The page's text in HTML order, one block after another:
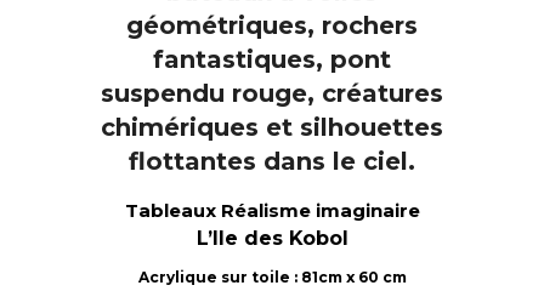
Tableaux Réalisme imaginaire
L’Ile des Kobol
Acrylique sur toile : 81cm x 60 cm